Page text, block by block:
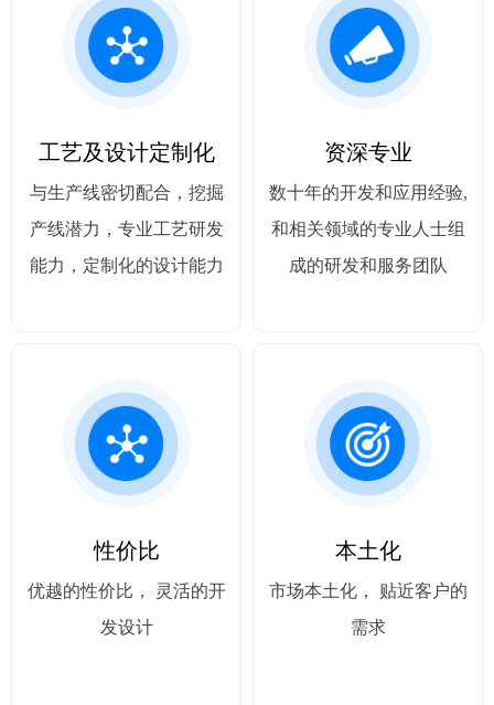
工艺及设计定制化
与生产线密切配合，挖掘
产线潜力，专业工艺研发
能力，定制化的设计能力
资深专业
数十年的开发和应用经验,
和相关领域的专业人士组
成的研发和服务团队
性价比
优越的性价比， 灵活的开
发设计
本土化
市场本土化， 贴近客户的
需求